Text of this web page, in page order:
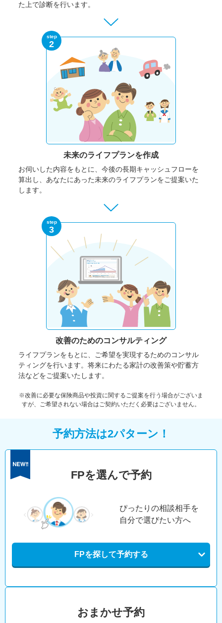
た上で診断を行います。
step
2
未来のライフプランを作成
お伺いした内容をもとに、今後の長期キャッシュフローを
算出し、あなたにあった未来のライフプランをご提案いた
します。
step
3
改善のためのコンサルティング
ライフプランをもとに、ご希望を実現するためのコンサル
ティングを行います。将来にわたる家計の改善策や貯蓄方
法などをご提案いたします。
※改善に必要な保険商品や投資に関するご提案を行う場合がございま
すが、ご希望されない場合はご契約いただく必要はございません。
予約方法は2パターン！
FPを選んで予約
ぴったりの相談相手を
自分で選びたい方へ
FPを探して予約する
おまかせ予約